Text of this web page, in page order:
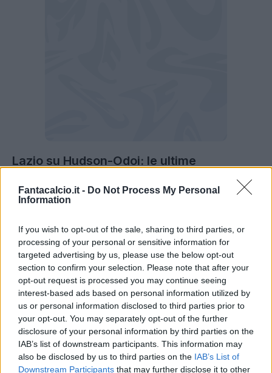
Fantacalcio.it - Do Not Process My Personal
Information
If you wish to opt-out of the sale, sharing to third parties, or
processing of your personal or sensitive information for
targeted advertising by us, please use the below opt-out
section to confirm your selection. Please note that after your
opt-out request is processed you may continue seeing
interest-based ads based on personal information utilized by
us or personal information disclosed to third parties prior to
your opt-out. You may separately opt-out of the further
disclosure of your personal information by third parties on the
IAB’s list of downstream participants. This information may
also be disclosed by us to third parties on the IAB’s List of
Downstream Participants that may further disclose it to other
Lazio su Hudson-Odoi: le ultime
Come vi abbiamo racontato ieri, è partita la
trattativa tra la Lazio e il Chelsea per il
club inglese chiede circa10 milioni di euro
stando alle ultime indiscrezioni, avrebbe aperto
all'ipotesi prestito chiesto dalla Lazio. Si
tratterebbe di un colpo molto interessante per il
club capitolino, pronto a completare il proprio
attacco con un profilo internazionale e che
conosce molto bene avendolo allenato nella sua
esperienza al Chelsea. Occhio quindi al suo